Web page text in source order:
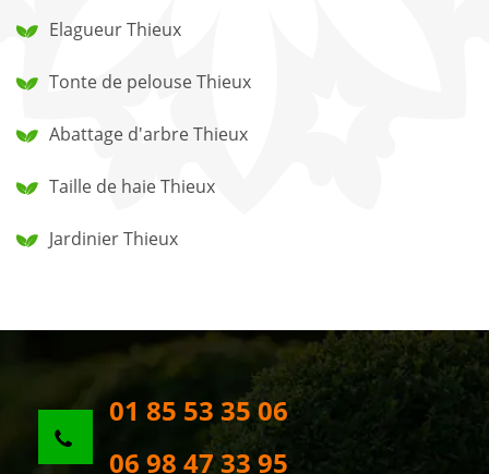
Elagueur Thieux
Tonte de pelouse Thieux
Abattage d'arbre Thieux
Taille de haie Thieux
Jardinier Thieux
01 85 53 35 06
06 98 47 33 95